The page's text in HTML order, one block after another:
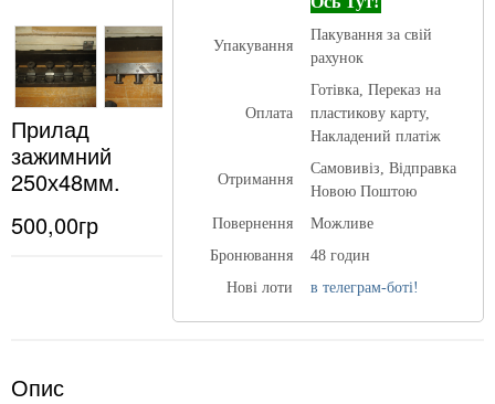
Прилад
зажимний
250х48мм.
500,00гр
Упакування
Пакування за свій
рахунок
Оплата
Готівка, Переказ на
пластикову карту,
Накладений платіж
Отримання
Самовивіз, Відправка
Новою Поштою
Повернення
Можливе
Бронювання
48 годин
Нові лоти
в телеграм-боті!
Опис